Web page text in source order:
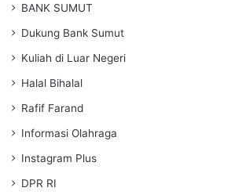
BANK SUMUT
Dukung Bank Sumut
Kuliah di Luar Negeri
Halal Bihalal
Rafif Farand
Informasi Olahraga
Instagram Plus
DPR RI